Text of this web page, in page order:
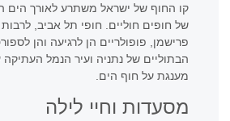
קו החוף של ישראל משתרע לאורך הים
של חופים חוליים. חופי תל אביב, לרבות
פרישמן, פופולריים הן לרגיעה והן
הבתוליים של נתניה ועיר הנמל
מענגת על חוף הים.
מסעדות וחיי לילה